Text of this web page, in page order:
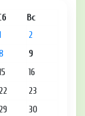
Вс
2
9
16
22
23
29
30